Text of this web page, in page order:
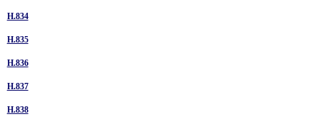
H.834
H.835
H.836
H.837
H.838